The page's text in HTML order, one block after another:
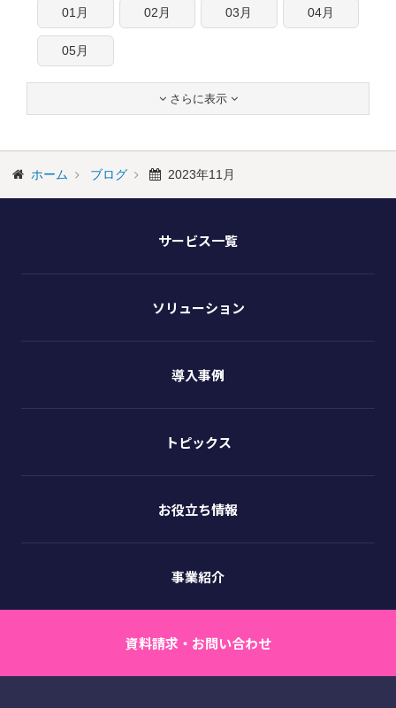
01月 02月 03月 04月
05月
さらに表示 
ホーム ブログ 2023年11月
サービス一覧
ソリューション
導入事例
トピックス
お役立ち情報
事業紹介
資料請求・お問い合わせ